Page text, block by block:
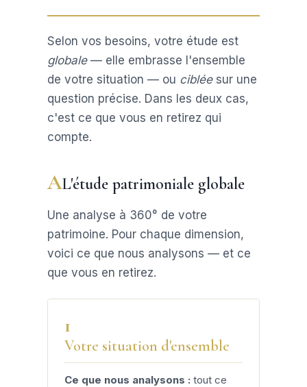
Selon vos besoins, votre étude est
globale— elle embrasse l'ensemble
de votre situation — ou cibléesur une
question précise. Dans les deux cas,
c'est ce que vous en retirez qui
compte.
AL'étude patrimoniale globale
Une analyse à 360° de votre
patrimoine. Pour chaque dimension,
voici ce que nous analysons — et ce
que vous en retirez.
1
Votre situation d'ensemble
Ce que nous analysons : tout ce